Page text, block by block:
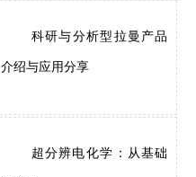
科研与分析型拉曼产品
介绍与应用分享
超分辨电化学：从基础